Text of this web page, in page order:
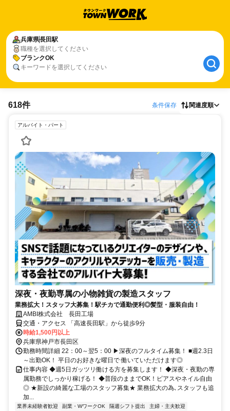
兵庫県長田駅
職種を選択してください
ブランクOK
キーワードを選択してください
618件 条件保存 関連度順
アルバイト・パート
深夜・夜勤専属の小物雑貨の製造スタッフ
業務拡大！スタッフ大募集！駅チカで通勤便利◎髪型・服装自由！
AMBI株式会社 長田工場
交通・アクセス 「高速長田駅」から徒歩9分
時給1,500円以上
兵庫県神戸市長田区
勤務時間詳細 22：00～翌5：00 ▶深夜のフルタイム募集！ ■週2.3日
～出勤OK！ 平日のお好きな曜日で 働いていただけます◎
仕事内容 ◆週5日ガッツリ働ける方を募集します！ ◆深夜・夜勤の専
属勤務でしっかり稼げる！ ◆普段のままでOK！ピアスやネイル自由
◎ ★新設の綺麗な工場のスタッフ募集★ 業務拡大の為､スタッフも追
加...
業界未経験者歓迎 副業・WワークOK 隔週シフト提出
主婦・主夫歓迎